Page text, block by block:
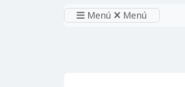
Menú Menú